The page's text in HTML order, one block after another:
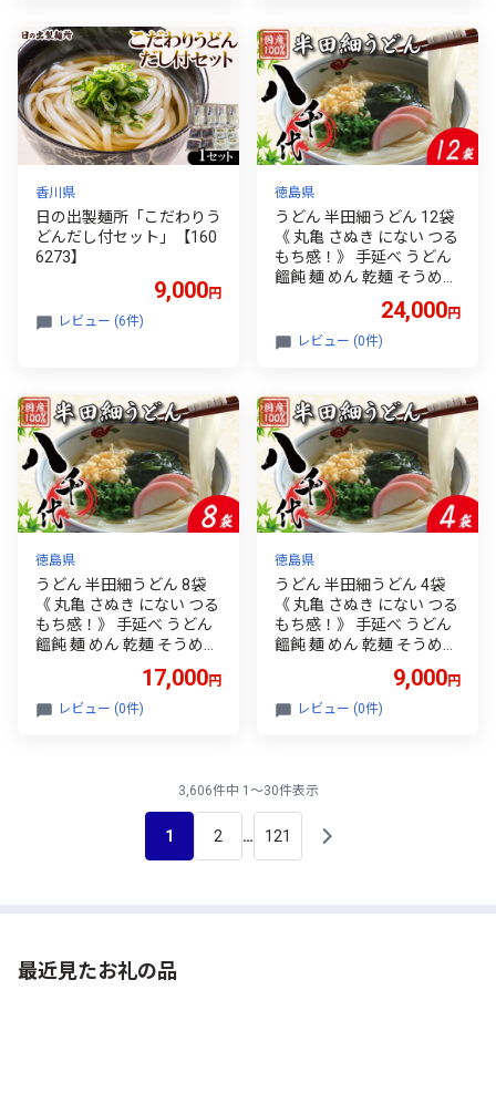
ーヅ [AEAP008]
香川県
日の出製麺所「こだわりう
どんだし付セット」【160
6273】
9,000円
レビュー (6件)
徳島県
うどん 半田細うどん 12袋
《 丸亀 さぬき にない つる
もち感！》 手延べ うどん
饂飩 麺 めん 乾麺 そうめん
24,000円
レビュー (0件)
徳島県
うどん 半田細うどん 8袋
《 丸亀 さぬき にない つる
もち感！》 手延べ うどん
饂飩 麺 めん 乾麺 そうめん
17,000円
レビュー (0件)
徳島県
うどん 半田細うどん 4袋
《 丸亀 さぬき にない つる
もち感！》 手延べ うどん
饂飩 麺 めん 乾麺 そうめん
9,000円
レビュー (0件)
3,606件中 1～30件表示
1 2 … 121
最近見たお礼の品